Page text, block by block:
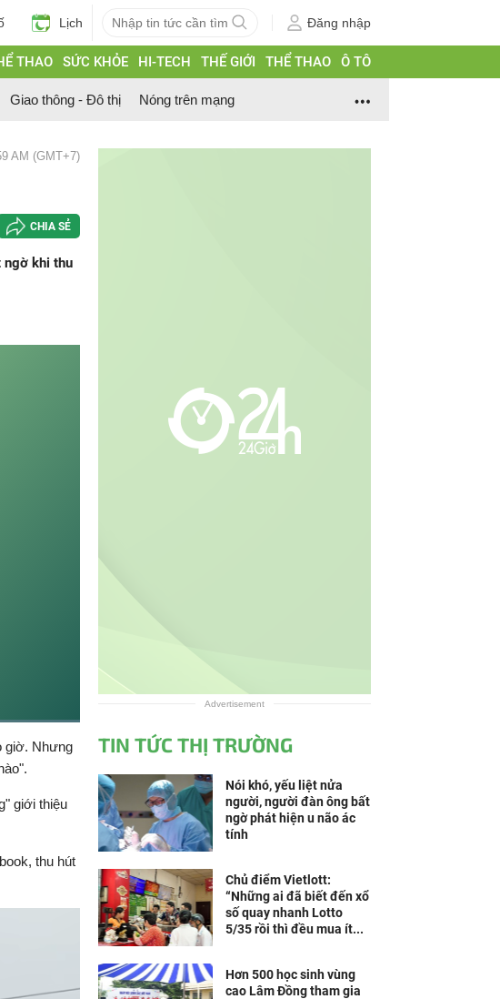
Lịch Đăng nhập
THAO SỨC KHỎE HI-TECH THẾ GIỚI THỂ THAO Ô TÔ
Giao thông - Đô thị Nóng trên mạng
AM (GMT+7)
CHIA SẺ
ngờ khi thu
Toàn
Bật
âm
thanh
Backward
giờ. Nhưng
giới thiệu
thu hút
Advertisement
TIN TỨC THỊ TRƯỜNG
Nói khó, yếu liệt nửa
người, người đàn ông bất
ngờ phát hiện u não ác
tính
Chủ điểm Vietlott:
“Những ai đã biết đến xổ
số quay nhanh Lotto
5/35 rồi thì đều mua ít...
Hơn 500 học sinh vùng
cao Lâm Đồng tham gia